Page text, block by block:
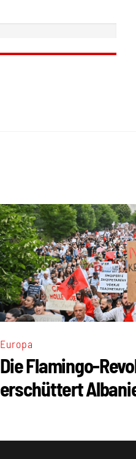
Europa
Die Flamingo-
erschüttert